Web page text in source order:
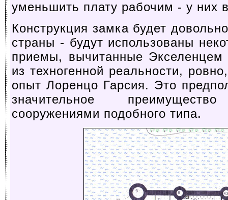
уменьшить плату рабочим - у них
Конструкция замка будет
страны - будут использованы
приемы, вычитанные Экселенцем
из техногенной реальности,
опыт Лоренцо Гарсия. Это
значительное
сооружениями подобного типа.